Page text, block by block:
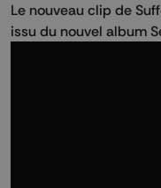
Le nouveau clip de
issu du nouvel album